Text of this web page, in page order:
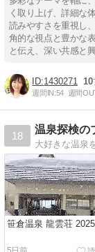
く取り上げ、詳細な
読みやすさを重視し
角的な視点と豊かな
と伝え、深い共感と
1430271 10
週間IN:54 週間
18
温泉探検の
大好きな温泉
笹倉温泉 龍雲荘